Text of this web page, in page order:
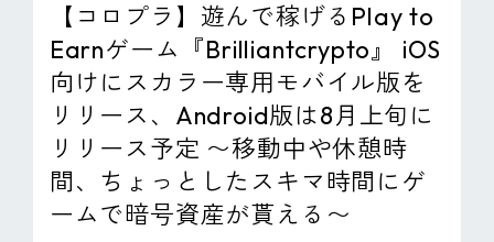
IR情報
採用情報
サステナビリティ
【コロプラ】遊んで稼げるPlay to
Earnゲーム『Brilliantcrypto』 iOS
向けにスカラー専用モバイル版を
リリース、Android版は8月上旬に
リリース予定 〜移動中や休憩時
間、ちょっとしたスキマ時間にゲ
ームで暗号資産が貰える〜